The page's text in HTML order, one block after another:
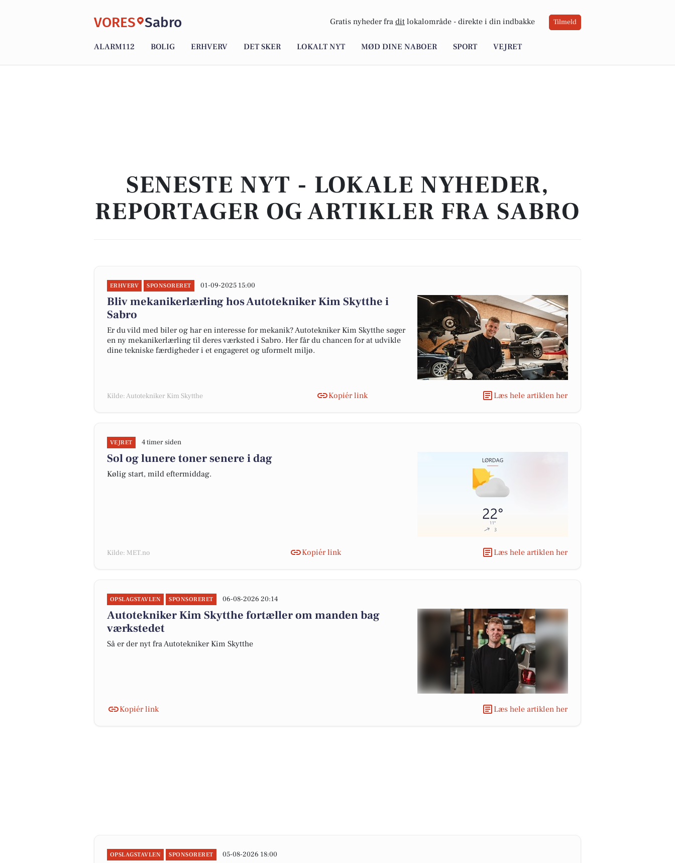
VORES Sabro Gratis nyheder fra dit lokalområde - direkte i din indbakke Tilmeld
ALARM112 BOLIG ERHVERV DET SKER LOKALT NYT MØD DINE NABOER SPORT VEJRET
SENESTE NYT - LOKALE NYHEDER,
REPORTAGER OG ARTIKLER FRA SABRO
ERHVERV SPONSORERET 01-09-2025 15:00
Bliv mekanikerlærling hos Autotekniker Kim Skytthe i
Sabro
Er du vild med biler og har en interesse for mekanik? Autotekniker Kim Skytthe søger
en ny mekanikerlærling til deres værksted i Sabro. Her får du chancen for at udvikle
dine tekniske færdigheder i et engageret og uformelt miljø.
Kilde: Autotekniker Kim Skytthe Kopiér link Læs hele artiklen her
VEJRET 4 timer siden
Sol og lunere toner senere i dag
Kølig start, mild eftermiddag.
Kilde: MET.no Kopiér link Læs hele artiklen her
OPSLAGSTAVLEN SPONSORERET 06-08-2026 20:14
Autotekniker Kim Skytthe fortæller om manden bag
værkstedet
Så er der nyt fra Autotekniker Kim Skytthe
Kopiér link Læs hele artiklen her
OPSLAGSTAVLEN SPONSORERET 05-08-2026 18:00